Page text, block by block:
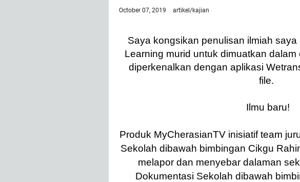
October 07, 2019 artikel/kajian
Saya kongsikan penulisan ilmiah
Learning murid untuk dimuatkan
diperkenalkan dengan aplikasi
file.
Ilmu baru!
Produk MyCherasianTV inisiatif team
Sekolah dibawah bimbingan Cikgu
melapor dan menyebar dalaman
Dokumentasi Sekolah dibawah